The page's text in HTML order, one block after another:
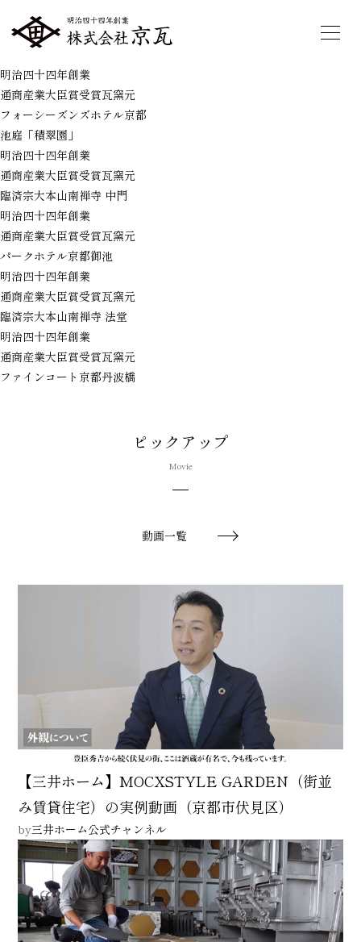
明治四十四年創業
通商産業大臣賞受賞瓦窯元
フォーシーズンズホテル京都
池庭「積翠園」
明治四十四年創業
通商産業大臣賞受賞瓦窯元
臨済宗大本山南禅寺 中門
明治四十四年創業
通商産業大臣賞受賞瓦窯元
パークホテル京都御池
明治四十四年創業
通商産業大臣賞受賞瓦窯元
臨済宗大本山南禅寺 法堂
明治四十四年創業
通商産業大臣賞受賞瓦窯元
ファインコート京都丹波橋
ピックアップ
Movie
動画一覧
【三井ホーム】MOCXSTYLE GARDEN（街並
み賃貸住宅）の実例動画（京都市伏見区）
by三井ホーム公式チャンネル